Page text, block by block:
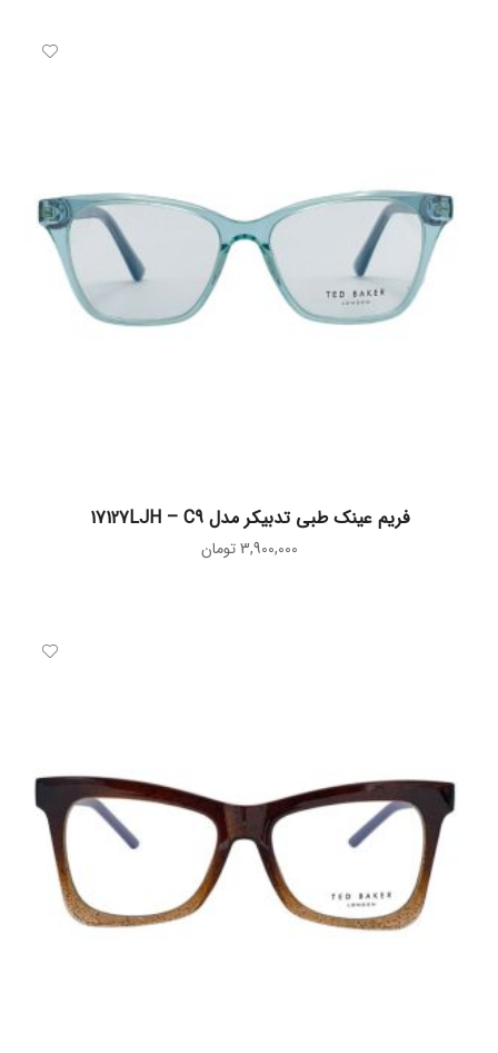
افزودن به سبد خرید
فریم عینک طبی تدبیکر مدل 17127LJH – C9
3,900,000 تومان